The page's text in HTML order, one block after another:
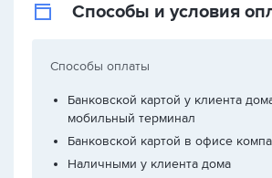
Способы и условия
Способы оплаты
Банковской картой у клиента
мобильный терминал
Банковской картой в офисе
Наличными у клиента дома